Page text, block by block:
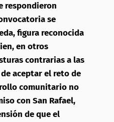
respondieron
se
figura reconocida
en otros
contrarias a las
aceptar el reto de
comunitario no
con San Rafael,
de que el